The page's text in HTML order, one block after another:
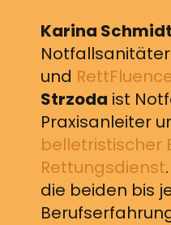
Karina Schmidt
und
Strzoda ist
Praxisanleiter
belletristischer
Rettungsdienst
die beiden bis